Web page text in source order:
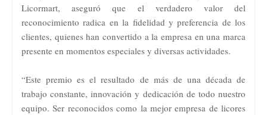
Licormart, aseguró que el verdadero valor del
reconocimiento radica en la fidelidad y preferencia de los
clientes, quienes han convertido a la empresa en una marca
presente en momentos especiales y diversas actividades.
“Este premio es el resultado de más de una década de
trabajo constante, innovación y dedicación de todo nuestro
equipo. Ser reconocidos como la mejor empresa de licores